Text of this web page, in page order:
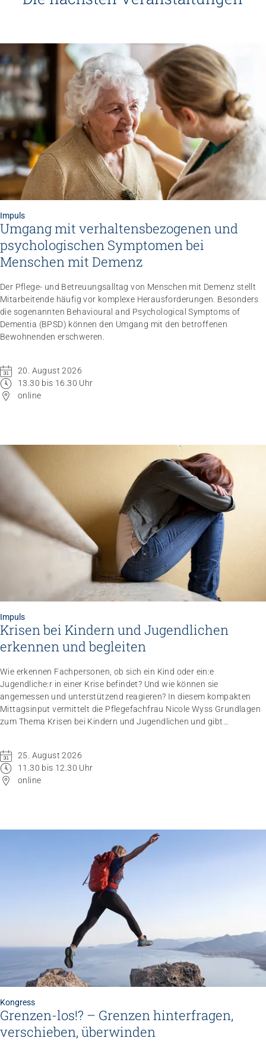
Impuls
Umgang mit verhaltensbezogenen und
psychologischen Symptomen bei Menschen mit
Impuls
Umgang mit verhaltensbezogenen und
psychologischen Symptomen bei
Menschen mit Demenz
Der Pflege- und Betreuungsalltag von Menschen mit Demenz stellt
Mitarbeitende häufig vor komplexe Herausforderungen. Besonders
die sogenannten Behavioural and Psychological Symptoms of
Dementia (BPSD) können den Umgang mit den betroffenen
Bewohnenden erschweren.
20. August 2026
13.30 bis 16.30 Uhr
online
Impuls
Krisen bei Kindern und Jugendlichen
erkennen und begleiten
Wie erkennen Fachpersonen, ob sich ein Kind oder ein:e
Jugendliche:r in einer Krise befindet? Und wie können sie
angemessen und unterstützend reagieren? In diesem kompakten
Mittagsinput vermittelt die Pflegefachfrau Nicole Wyss Grundlagen
zum Thema Krisen bei Kindern und Jugendlichen und gibt
25. August 2026
11.30 bis 12.30 Uhr
online
Kongress
Grenzen-los!? – Grenzen hinterfragen,
verschieben, überwinden